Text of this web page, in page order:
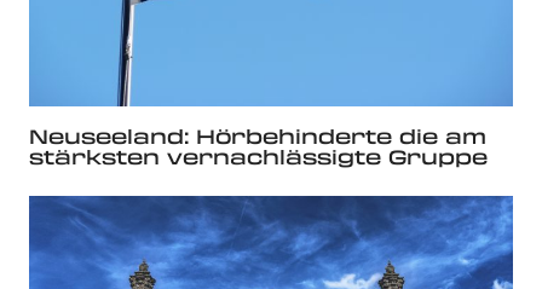
Neuseeland: Hörbehinderte die am
stärksten vernachlässigte Gruppe